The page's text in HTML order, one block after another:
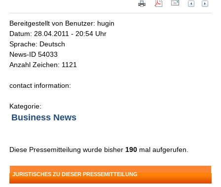
Bereitgestellt von Benutzer: hugin
Datum: 28.04.2011 - 20:54 Uhr
Sprache: Deutsch
News-ID 54033
Anzahl Zeichen: 1121
contact information:
Kategorie:
Business News
Diese Pressemitteilung wurde bisher 190 mal aufgerufen.
JURISTISCHES ZU DIESER PRESSEMITTEILUNG